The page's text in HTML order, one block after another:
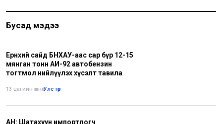
Бусад мэдээ
Ерөнхий сайд БНХАУ-аас сар бүр 12-15
мянган тонн АИ-92 автобензин
тогтмол нийлүүлэх хүсэлт тавила
13 цагийн өмнө•Улс төр
АН: Шатахуун импортлогч